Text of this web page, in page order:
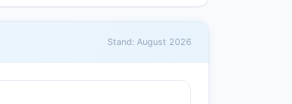
Stand: August 2026